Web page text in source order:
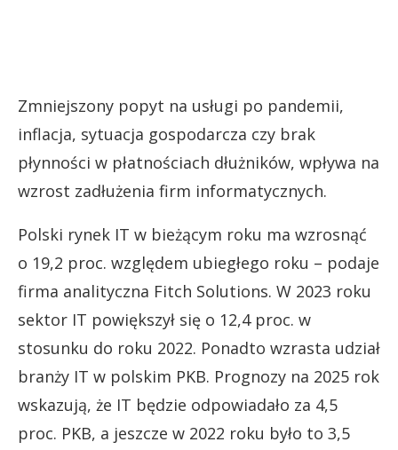
Zmniejszony popyt na usługi po pandemii,
inflacja, sytuacja gospodarcza czy brak
płynności w płatnościach dłużników, wpływa na
wzrost zadłużenia firm informatycznych.
Polski rynek IT w bieżącym roku ma wzrosnąć
o 19,2 proc. względem ubiegłego roku – podaje
firma analityczna Fitch Solutions. W 2023 roku
sektor IT powiększył się o 12,4 proc. w
stosunku do roku 2022. Ponadto wzrasta udział
branży IT w polskim PKB. Prognozy na 2025 rok
wskazują, że IT będzie odpowiadało za 4,5
proc. PKB, a jeszcze w 2022 roku było to 3,5